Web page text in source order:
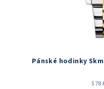
Pánské hodinky
578